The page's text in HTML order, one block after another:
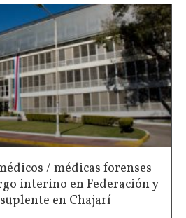
/ médicas forenses
interino en Federación y
en Chajarí